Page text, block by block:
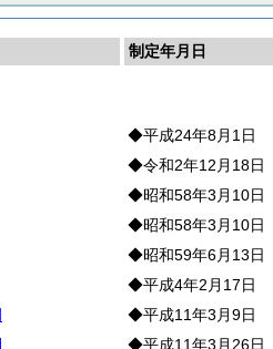
制定年月日
◆平成24年8月1日
◆令和2年12月18日
◆昭和58年3月10日
◆昭和58年3月10日
◆昭和59年6月13日
◆平成4年2月17日
◆平成11年3月9日
◆平成11年3月26日